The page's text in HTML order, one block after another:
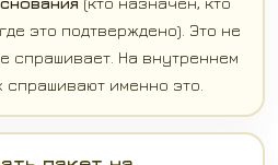
это подтверждено). Это не
спрашивает. На внутреннем
именно это.